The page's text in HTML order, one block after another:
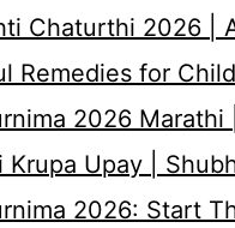
Chaturthi 2026 |
Remedies for
2026 Marathi
Krupa Upay |
2026: Start